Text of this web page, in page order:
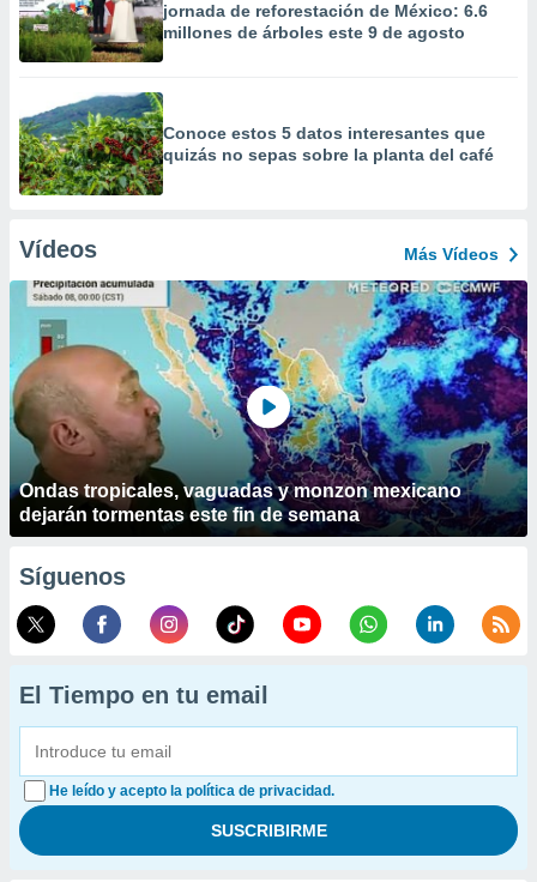
jornada de reforestación de México: 6.6
millones de árboles este 9 de agosto
Conoce estos 5 datos interesantes que
quizás no sepas sobre la planta del café
Vídeos Más Vídeos
Ondas tropicales, vaguadas y monzon mexicano
dejarán tormentas este fin de semana
Síguenos
El Tiempo en tu email
He leído y acepto la política de privacidad.